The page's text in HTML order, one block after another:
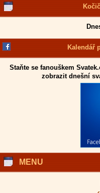
Kalendář
Staňte se fanouškem
zobrazit dnešní
MENU